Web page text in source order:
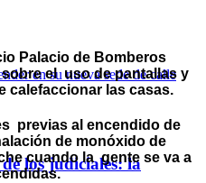
los judiciales: la
Palacio de Bomberos
el uso de pantallas y
calefaccionar las casas.
previas al encendido de
de monóxido de
cuando la gente se va a